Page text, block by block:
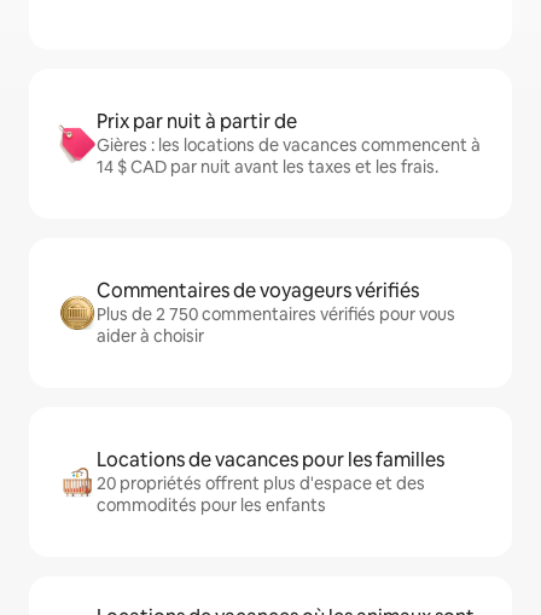
Prix par nuit à partir de
Gières : les locations de vacances commencent à
14 $ CAD par nuit avant les taxes et les frais.
Commentaires de voyageurs vérifiés
Plus de 2 750 commentaires vérifiés pour vous
aider à choisir
Locations de vacances pour les familles
20 propriétés offrent plus d'espace et des
commodités pour les enfants